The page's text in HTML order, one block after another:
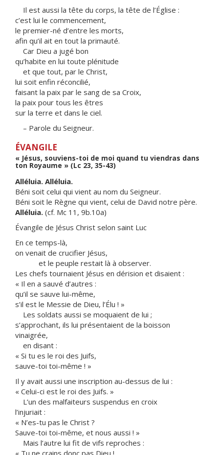
Il est aussi la tête du corps, la tête de l’Église :
c’est lui le commencement,
le premier-né d’entre les morts,
afin qu’il ait en tout la primauté.
Car Dieu a jugé bon
qu’habite en lui toute plénitude
et que tout, par le Christ,
lui soit enfin réconcilié,
faisant la paix par le sang de sa Croix,
la paix pour tous les êtres
sur la terre et dans le ciel.
– Parole du Seigneur.
ÉVANGILE
« Jésus, souviens-toi de moi quand tu viendras dans
ton Royaume » (Lc 23, 35-43)
Alléluia. Alléluia.
Béni soit celui qui vient au nom du Seigneur.
Béni soit le Règne qui vient, celui de David notre père.
Alléluia. (cf. Mc 11, 9b.10a)
Évangile de Jésus Christ selon saint Luc
En ce temps-là,
on venait de crucifier Jésus,
et le peuple restait là à observer.
Les chefs tournaient Jésus en dérision et disaient :
« Il en a sauvé d’autres :
qu’il se sauve lui-même,
s’il est le Messie de Dieu, l’Élu ! »
Les soldats aussi se moquaient de lui ;
s’approchant, ils lui présentaient de la boisson
vinaigrée,
en disant :
« Si tu es le roi des Juifs,
sauve-toi toi-même ! »
Il y avait aussi une inscription au-dessus de lui :
« Celui-ci est le roi des Juifs. »
L’un des malfaiteurs suspendus en croix
l’injuriait :
« N’es-tu pas le Christ ?
Sauve-toi toi-même, et nous aussi ! »
Mais l’autre lui fit de vifs reproches :
« Tu ne crains donc pas Dieu !